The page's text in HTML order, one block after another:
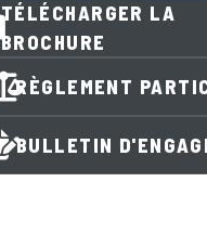
TÉLÉCHARGER LA
BROCHURE
RÈGLEMENT
BULLETIN